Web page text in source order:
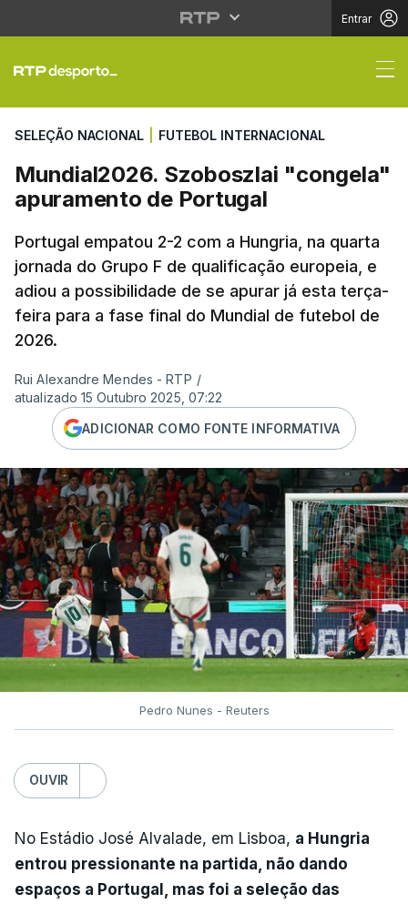
Entrar
Mundial2026.
SELEÇÃO NACIONAL FUTEBOL INTERNACIONAL
Mundial2026. Szoboszlai "congela"
apuramento de Portugal
Portugal empatou 2-2 com a Hungria, na quarta
jornada do Grupo F de qualificação europeia, e
adiou a possibilidade de se apurar já esta terça-
feira para a fase final do Mundial de futebol de
2026.
Rui Alexandre Mendes - RTP /
atualizado 15 Outubro 2025, 07:22
ADICIONAR COMO FONTE INFORMATIVA
Pedro Nunes - Reuters
OUVIR
No Estádio José Alvalade, em Lisboa, a Hungria
entrou pressionante na partida, não dando
espaços a Portugal, mas foi a seleção das